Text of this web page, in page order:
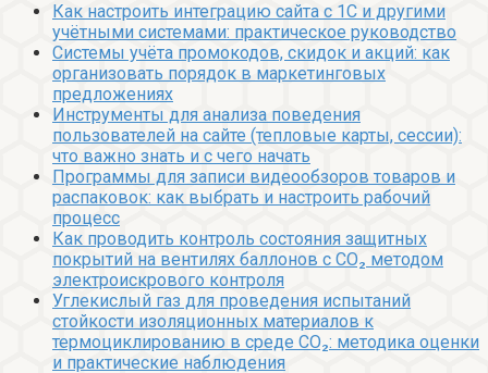
Как настроить интеграцию сайта с 1С и другими
учётными системами: практическое руководство
Системы учёта промокодов, скидок и акций: как
организовать порядок в маркетинговых
предложениях
Инструменты для анализа поведения
пользователей на сайте (тепловые карты, сессии):
что важно знать и с чего начать
Программы для записи видеообзоров товаров и
распаковок: как выбрать и настроить рабочий
процесс
Как проводить контроль состояния защитных
покрытий на вентилях баллонов с CO₂ методом
электроискрового контроля
Углекислый газ для проведения испытаний
стойкости изоляционных материалов к
термоциклированию в среде CO₂: методика оценки
и практические наблюдения